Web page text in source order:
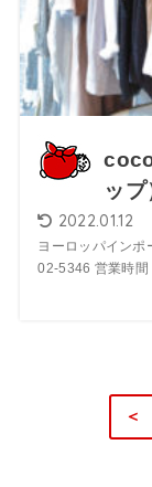
ップ
2022.01.12
ヨーロッパイン
02-5346 営業時
SNS
＜